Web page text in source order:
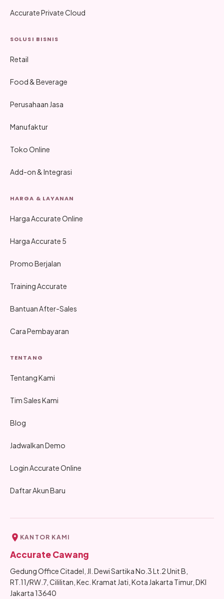
Accurate Private Cloud
SOLUSI BISNIS
Retail
Food & Beverage
Perusahaan Jasa
Manufaktur
Toko Online
Add-on & Integrasi
HARGA & LAYANAN
Harga Accurate Online
Harga Accurate 5
Promo Berjalan
Training Accurate
Bantuan After-Sales
Cara Pembayaran
TENTANG
Tentang Kami
Tim Sales Kami
Blog
Jadwalkan Demo
Login Accurate Online
Daftar Akun Baru
KANTOR KAMI
Accurate Cawang
Gedung Office Citadel, Jl. Dewi Sartika No.3 Lt.2 Unit B,
RT.11/RW.7, Cililitan, Kec. Kramat Jati, Kota Jakarta Timur, DKI
Jakarta 13640